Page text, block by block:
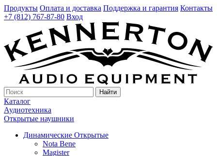
Продукты Оплата и доставка Поддержка и гарантия Контакты
+7 (812) 767-87-80 Вход
Найти
Каталог
Аудиотехника
Открытые наушники
Динамические Открытые
Nota Bene
Magister